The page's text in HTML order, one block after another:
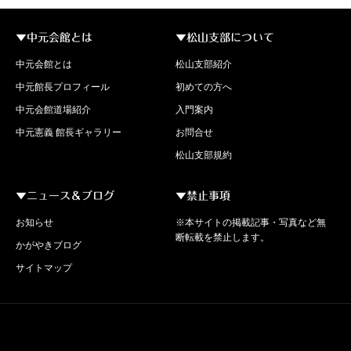
▼中元会館とは
中元会館とは
中元館長プロフィール
中元会館道場紹介
中元憲義 館長ギャラリー
▼松山支部について
松山支部紹介
初めての方へ
入門案内
お問合せ
松山支部規約
▼ニュース＆ブログ
お知らせ
かがやきブログ
サイトマップ
▼禁止事項
※本サイトの掲載記事・写真など無
断転載を禁止します。